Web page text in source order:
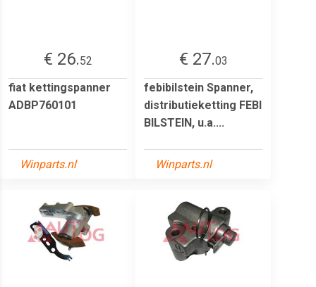
€ 26.52
fiat kettingspanner
ADBP760101
Winparts.nl
€ 27.03
febibilstein Spanner,
distributieketting FEBI
BILSTEIN, u.a....
Winparts.nl